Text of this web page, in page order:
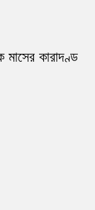
মাসের কারাদণ্ড